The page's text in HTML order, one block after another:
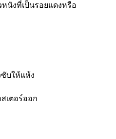
หนังที่เป็นรอยแดงหรือ
บให้แห้ง
เตอร์ออก